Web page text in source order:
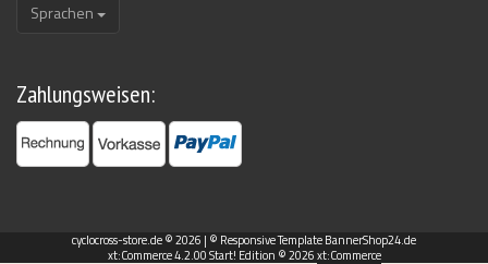
Sprachen
Zahlungsweisen:
cyclocross-store.de © 2026 | © Responsive Template BannerShop24.de
xt:Commerce 4.2.00 Start! Edition © 2026xt:Commerce